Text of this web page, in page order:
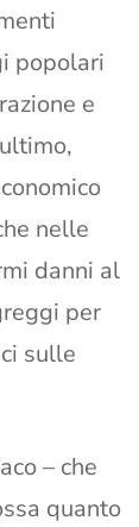
popolari
e
nelle
danni al
per
sulle
– che
quanto